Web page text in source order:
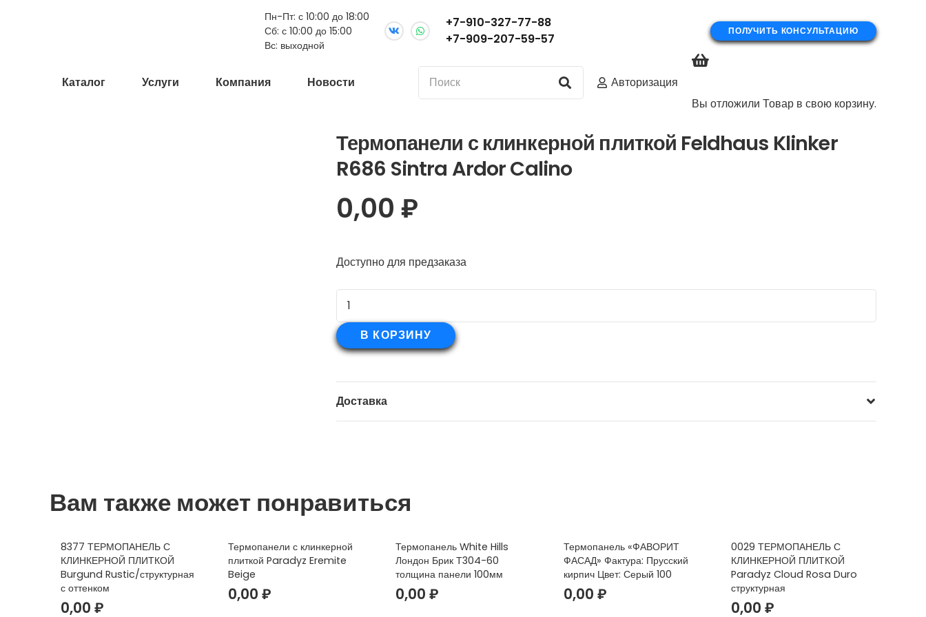
Пн-Пт: с 10:00 до 18:00
Сб: с 10:00 до 15:00
Вс: выходной
+7-910-327-77-88
+7-909-207-59-57
ПОЛУЧИТЬ КОНСУЛЬТАЦИЮ
Каталог Услуги Компания Новости
Авторизация
Вы отложили Товар в свою корзину.
Термопанели с клинкерной плиткой Feldhaus Klinker
R686 Sintra Ardor Calino
0,00 ₽
Доступно для предзаказа
Количество
товара
Термопанели
клинкерной
плиткой
Feldhaus
Ardor
В КОРЗИНУ
Доставка
Вам также может понравиться
8377 ТЕРМОПАНЕЛЬ С
КЛИНКЕРНОЙ ПЛИТКОЙ
Burgund Rustic/структурная
с оттенком
0,00 ₽
Термопанели с клинкерной
плиткой Paradyz Eremite
Beige
0,00₽
Термопанель White Hills
Лондон Брик Т304-60
толщина панели 100мм
0,00₽
Термопанель «ФАВОРИТ
ФАСАД» Фактура: Прусский
кирпич Цвет: Серый 100
0,00 ₽
0029 ТЕРМОПАНЕЛЬ С
КЛИНКЕРНОЙ ПЛИТКОЙ
Paradyz Cloud Rosa Duro
структурная
0,00 ₽